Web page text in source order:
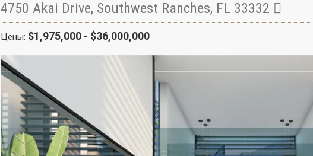
4750 Akai Drive, Southwest Ranches, FL 33332
Цены: $1,975,000 - $36,000,000